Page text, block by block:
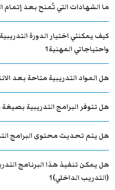
ما الشهادات التي تُمنح بعد إتمام
كيف يمكنني اختيار الدورة
واحتياجاتي المهنية؟
هل المواد التدريبية متاحة بعد
هل تتوفر البرامج التدريبية
هل يتم تحديث محتوى البرامج
هل يمكن تنفيذ هذا البرنامج
(التدريب الداخلي)؟